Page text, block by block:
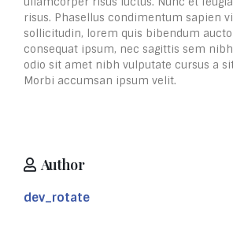
risus. Phasellus condimentum sapien
sollicitudin, lorem quis bibendum
consequat ipsum, nec sagittis sem
odio sit amet nibh vulputate cursus a
Morbi accumsan ipsum velit.
Author
dev_rotate